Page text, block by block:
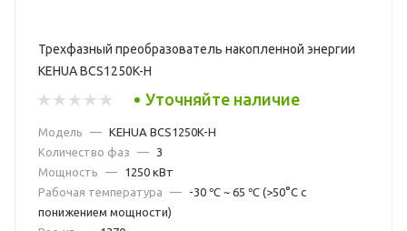
Трехфазный преобразователь накопленной энергии
KEHUA BCS1250K-H
Уточняйте наличие
Модель — KEHUA BCS1250K-H
Количество фаз
—
3
Мощность
—
1250 кВт
Рабочая температура
—
-30 ℃ ~ 65 ℃ (>50°C с
понижением мощности)